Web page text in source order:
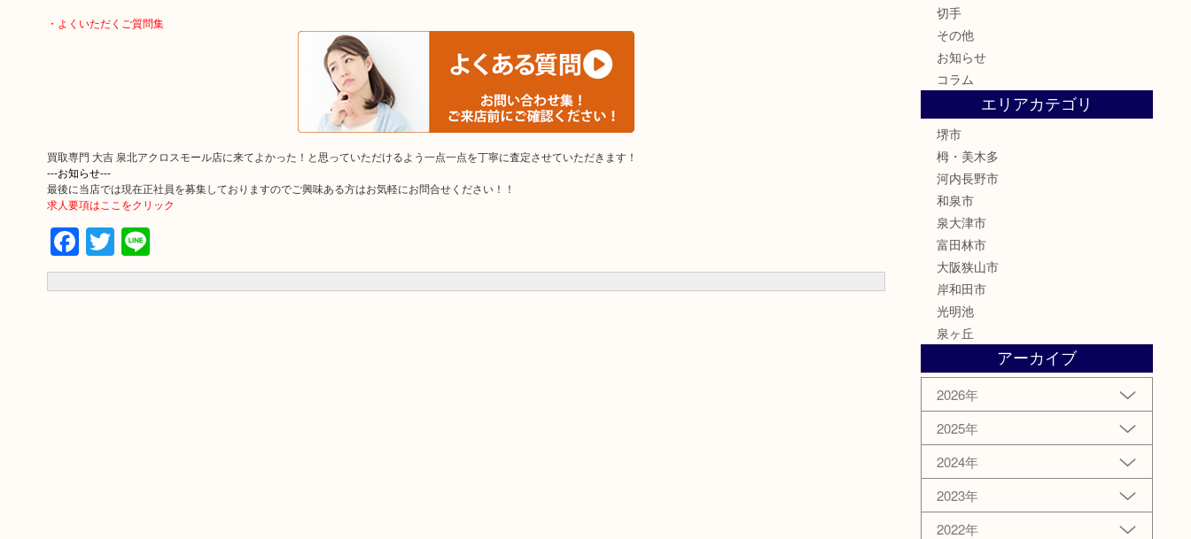
・よくいただくご質問集
買取専門 大吉 泉北アクロスモール店に来てよかった！と思っていただけるよう一点一点を丁寧に査定させていただきます！
---お知らせ---
最後に当店では現在正社員を募集しておりますのでご興味ある方はお気軽にお問合せください！！
求人要項はここをクリック
Facebook
Twitter
Line
切手
その他
お知らせ
コラム
エリアカテゴリ
堺市
栂・美木多
河内長野市
和泉市
泉大津市
富田林市
大阪狭山市
岸和田市
光明池
泉ヶ丘
アーカイブ
2026年
2025年
2024年
2023年
2022年